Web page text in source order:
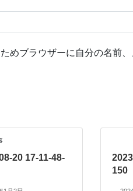
めブラウザーに自分の名前
20 17-11-48-
150